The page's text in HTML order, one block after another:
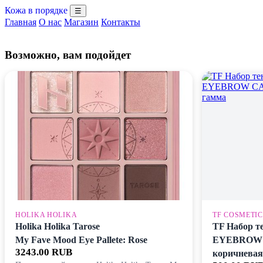
Кожа в порядке ☰
Главная О нас Магазин Контакты
Возможно, вам подойдет
HOLIKA HOLIKA
Holika Holika Tarose
My Fave Mood Eye Pallete: Rose
3243.00 RUB
TF
TF Набор